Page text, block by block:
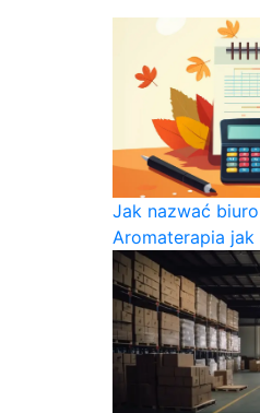
Jak nazwać
Aromaterapia